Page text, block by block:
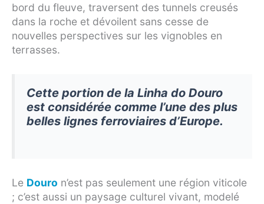
bord du fleuve, traversent des tunnels creusés
dans la roche et dévoilent sans cesse de
nouvelles perspectives sur les vignobles en
terrasses.
Cette portion de la Linha do Douro
est considérée comme l’une des plus
belles lignes ferroviaires d’Europe.
Le Douro n’est pas seulement une région viticole
; c’est aussi un paysage culturel vivant, modelé